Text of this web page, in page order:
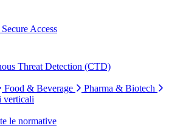
Access
Threat Detection (CTD)
Food & Beverage
Pharma & Biotech
verticali
le normative